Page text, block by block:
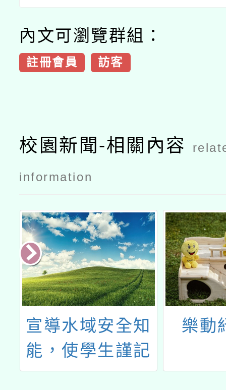
內文可瀏覽群組：
註冊會員 訪客
校園新聞-相關內容
information
樂動紓壓5招
財團
「未